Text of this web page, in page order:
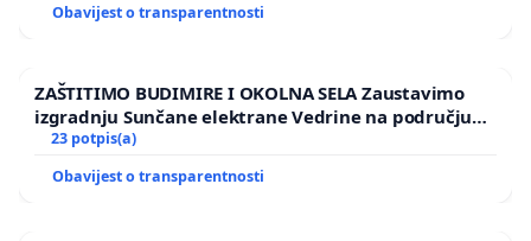
Obavijest o transparentnosti
ZAŠTITIMO BUDIMIRE I OKOLNA SELA Zaustavimo
izgradnju Sunčane elektrane Vedrine na području
Ugljana
23 potpis(a)
Obavijest o transparentnosti